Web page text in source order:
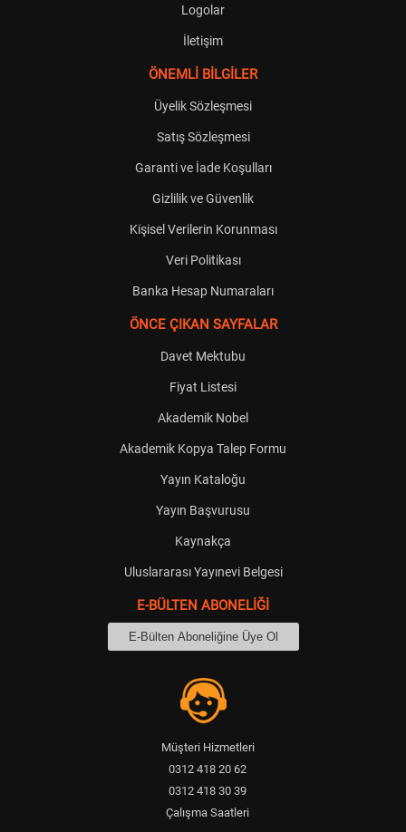
Logolar
İletişim
ÖNEMLİ BİLGİLER
Üyelik Sözleşmesi
Satış Sözleşmesi
Garanti ve İade Koşulları
Gizlilik ve Güvenlik
Kişisel Verilerin Korunması
Veri Politikası
Banka Hesap Numaraları
ÖNCE ÇIKAN SAYFALAR
Davet Mektubu
Fiyat Listesi
Akademik Nobel
Akademik Kopya Talep Formu
Yayın Kataloğu
Yayın Başvurusu
Kaynakça
Uluslararası Yayınevi Belgesi
E-BÜLTEN ABONELİĞİ
Müşteri Hizmetleri
0312 418 20 62
0312 418 30 39
Çalışma Saatleri